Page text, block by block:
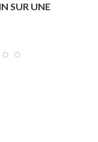
SUR UNE